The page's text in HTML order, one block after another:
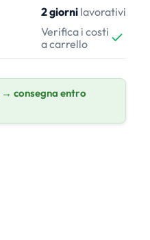
2 giorni lavorativi
Verifica i costi
a carrello
→ consegna entro